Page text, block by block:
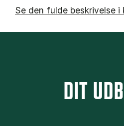
Se den fulde beskrivelse i
DIT